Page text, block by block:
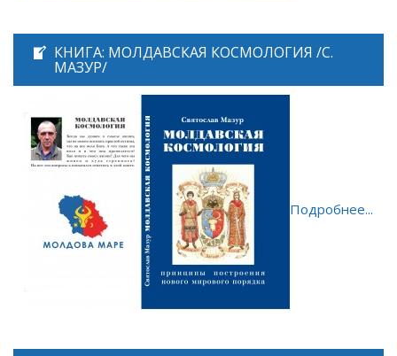
КНИГА: МОЛДАВСКАЯ КОСМОЛОГИЯ /С.
МАЗУР/
Подробнее...